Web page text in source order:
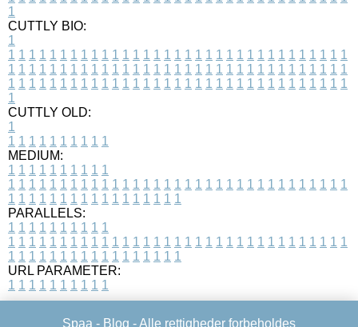
1
CUTTLY BIO:
1
1 1 1 1 1 1 1 1 1 1 1 1 1 1 1 1 1 1 1 1 1 1 1 1 1 1 1 1 1 1 1 1 1
1 1 1 1 1 1 1 1 1 1 1 1 1 1 1 1 1 1 1 1 1 1 1 1 1 1 1 1 1 1 1 1 1
1 1 1 1 1 1 1 1 1 1 1 1 1 1 1 1 1 1 1 1 1 1 1 1 1 1 1 1 1 1 1 1 1
1
CUTTLY OLD:
1
1 1 1 1 1 1 1 1 1 1
MEDIUM:
1 1 1 1 1 1 1 1 1 1
1 1 1 1 1 1 1 1 1 1 1 1 1 1 1 1 1 1 1 1 1 1 1 1 1 1 1 1 1 1 1 1 1
1 1 1 1 1 1 1 1 1 1 1 1 1 1 1 1 1
PARALLELS:
1 1 1 1 1 1 1 1 1 1
1 1 1 1 1 1 1 1 1 1 1 1 1 1 1 1 1 1 1 1 1 1 1 1 1 1 1 1 1 1 1 1 1
1 1 1 1 1 1 1 1 1 1 1 1 1 1 1 1 1
URL PARAMETER:
1 1 1 1 1 1 1 1 1 1
Spaa - Blog - Alle rettigheder forbeholdes